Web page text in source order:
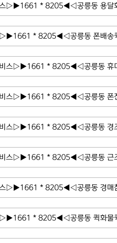
스▷▶1661 * 8205◀◁공릉동 용달
▷▶1661 * 8205◀◁공릉동 폰배송
비스▷▶1661 * 8205◀◁공릉동 휴
비스▷▶1661 * 8205◀◁공릉동 폰
비스▷▶1661 * 8205◀◁공릉동 경
비스▷▶1661 * 8205◀◁공릉동 근
스▷▶1661 * 8205◀◁공릉동 경매
▷▶1661 * 8205◀◁공릉동 퀵화물